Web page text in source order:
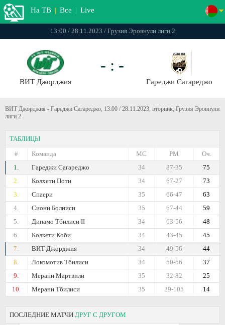
На ТВ | Все | Live
13:00 / 28.11.2023 / Грузия Эровнули лиги 2
ВИТ Джорджия
- : -
Гареджи Сагареджо
ВИТ Джорджия - Гареджи Сагареджо, 13:00 / 28.11.2023, вторник, Грузия Эровнули
лиги 2
ТАБЛИЦЫ
#
Команда Оч.
РМ
МС
1.
Гареджи Сагареджо 75
87-35
34
2.
Колхети Поти 73
67-27
34
3.
Спаери 63
66-47
35
4.
Сиони Болниси 59
67-44
35
5.
Динамо Тбилиси II 48
63-56
34
6.
Колкети Коби 45
43-45
34
7.
ВИТ Джорджия 44
49-56
34
8.
Локомотив Тбилиси 37
50-56
34
9.
Мерани Мартвили 25
32-82
35
10.
Мерани Тбилиси 14
29-105
35
ПОСЛЕДНИЕ МАТЧИ ДРУГ С ДРУГОМ